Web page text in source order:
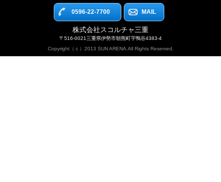
0596-22-7700 MAIL
株式会社スコルチャ三重
〒516-0021三重県伊勢市朝熊町字鴨谷4383-4
Copyright（ｃ）2013 SUN ARENA.All Rights Reserved.